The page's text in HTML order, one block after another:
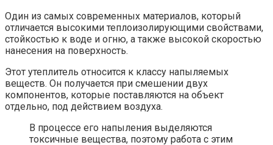
Один из самых современных материалов, который
отличается высокими теплоизолирующими свойствами,
стойкостью к воде и огню, а также высокой скоростью
нанесения на поверхность.
Этот утеплитель относится к классу напыляемых
веществ. Он получается при смешении двух
компонентов, которые поставляются на объект
отдельно, под действием воздуха.
В процессе его напыления выделяются
токсичные вещества, поэтому работа с этим